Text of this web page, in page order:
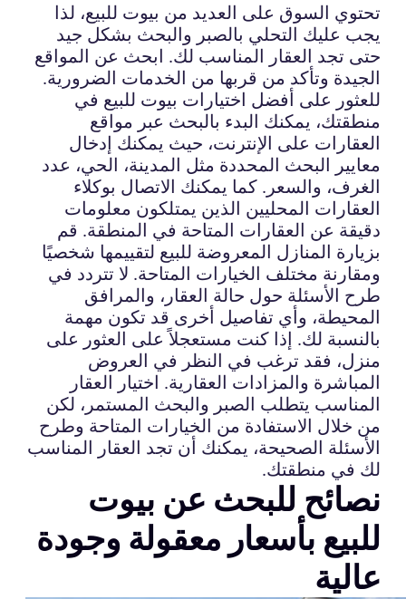
تحتوي السوق على العديد من بيوت للبيع، لذا
يجب عليك التحلي بالصبر والبحث بشكل جيد
حتى تجد العقار المناسب لك. ابحث عن المواقع
الجيدة وتأكد من قربها من الخدمات الضرورية.
للعثور على أفضل اختيارات بيوت للبيع في
منطقتك، يمكنك البدء بالبحث عبر مواقع
العقارات على الإنترنت، حيث يمكنك إدخال
معايير البحث المحددة مثل المدينة، الحي، عدد
الغرف، والسعر. كما يمكنك الاتصال بوكلاء
العقارات المحليين الذين يمتلكون معلومات
دقيقة عن العقارات المتاحة في المنطقة. قم
بزيارة المنازل المعروضة للبيع لتقييمها شخصيًا
ومقارنة مختلف الخيارات المتاحة. لا تتردد في
طرح الأسئلة حول حالة العقار، والمرافق
المحيطة، وأي تفاصيل أخرى قد تكون مهمة
بالنسبة لك. إذا كنت مستعجلاً على العثور على
منزل، فقد ترغب في النظر في العروض
المباشرة والمزادات العقارية. اختيار العقار
المناسب يتطلب الصبر والبحث المستمر، لكن
من خلال الاستفادة من الخيارات المتاحة وطرح
الأسئلة الصحيحة، يمكنك أن تجد العقار المناسب
لك في منطقتك.
نصائح للبحث عن بيوت
للبيع بأسعار معقولة وجودة
عالية